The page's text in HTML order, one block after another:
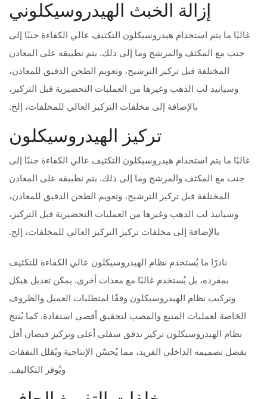
إزالة الخبث الهيدروسيكلوني
غالبًا ما يتم استخدام هيدروسيكلون التكثيف عالي الكفاءة جنبًا إلى
جنب مع المكثف والمرشح وما إلى ذلك. يتم تطبيقه على المعادن
المختلفة قبل تركيز الترشيح، وتعويم الطحن الدقيق للمعادن،
وسيانيد لب الذهب وغيرها من العمليات التحضيرية قبل التركيز،
بالإضافة إلى مخلفات التركيز العالي للمخلفات، إلخ.
تركيز الهيدروسيكلون
غالبًا ما يتم استخدام هيدروسيكلون التكثيف عالي الكفاءة جنبًا إلى
جنب مع المكثف والمرشح وما إلى ذلك. يتم تطبيقه على المعادن
المختلفة قبل تركيز الترشيح، وتعويم الطحن الدقيق للمعادن،
وسيانيد لب الذهب وغيرها من العمليات التحضيرية قبل التركيز،
بالإضافة إلى مخلفات تركيز التركيز العالي للمخلفات، إلخ.
نادرًا ما يُستخدم نظام الهيدروسيكلون عالي الكفاءة للتكثيف
بمفرده، بل يُستخدم غالبًا مع معدات أخرى. يمكن تعديل هيكل
وتركيب نظام الهيدروسيكلون وفقًا لمتطلبات العميل والظروف
الخاصة لعمليات المنبع والمصب لتحقيق أقصى استفادة. كما يُنتج
نظام الهيدروسيكلون تركيز تدفق سفلي أعلى وتركيز فيضان أقل
بفضل تصميمه الداخلي الفريد، مما يُحسّن الإنتاجية ويُقلل النفقات
ويُوفر التكاليف.